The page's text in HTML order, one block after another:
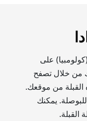
على
من خلال تصفح
القبلة من موقعك.
يمكنك